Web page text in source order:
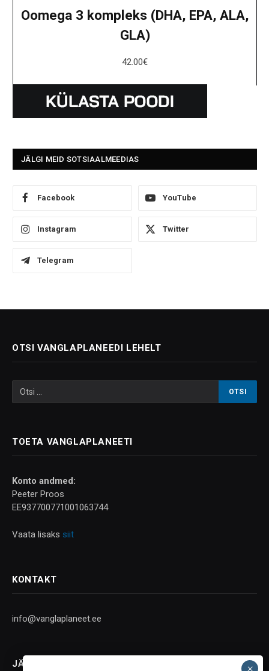
Oomega 3 kompleks (DHA, EPA, ALA,
GLA)
42.00€
JÄLGI MEID SOTSIAALMEEDIAS
Facebook YouTube
Instagram Twitter
Telegram
OTSI VANGLAPLANEEDI LEHELT
TOETA VANGLAPLANEETI
Konto andmed:
Peeter Proos
EE937700771001063744
Vaata lisaks siit
KONTAKT
info@vanglaplaneet.ee
JÄLGI SOTSIAALMEEDIAS